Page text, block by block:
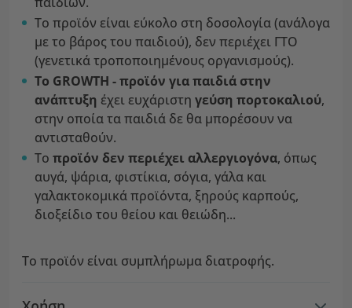
Το προϊόν είναι εύκολο στη δοσολογία (ανάλογα
με το βάρος του παιδιού), δεν περιέχει ΓΤΟ
(γενετικά τροποποιημένους οργανισμούς).
Το GROWTH - προϊόν για παιδιά στην
ανάπτυξη έχει ευχάριστη γεύση πορτοκαλιού,
στην οποία τα παιδιά δε θα μπορέσουν να
αντισταθούν.
Το προϊόν δεν περιέχει αλλεργιογόνα, όπως
αυγά, ψάρια, φιστίκια, σόγια, γάλα και
γαλακτοκομικά προϊόντα, ξηρούς καρπούς,
διοξείδιο του θείου και θειώδη...
Το προϊόν είναι συμπλήρωμα διατροφής.